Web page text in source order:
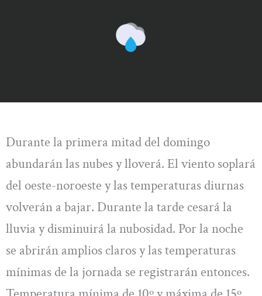
Durante la primera mitad del domingo
abundarán las nubes y lloverá. El viento soplará
del oeste-noroeste y las temperaturas diurnas
volverán a bajar. Durante la tarde cesará la
lluvia y disminuirá la nubosidad. Por la noche
se abrirán amplios claros y las temperaturas
mínimas de la jornada se registrarán entonces.